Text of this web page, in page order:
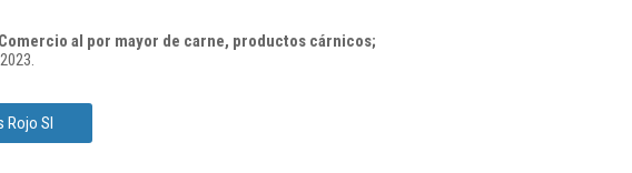
al por mayor de carne, productos cárnicos;
Rojo Sl